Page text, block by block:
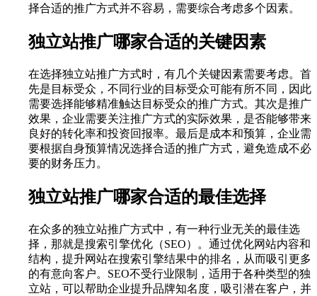
择合适的推广方式并不容易，需要综合考虑多个因素。
独立站推广哪家合适的关键因素
在选择独立站推广方式时，有几个关键因素需要考虑。首
先是目标受众，不同行业的目标受众可能有所不同，因此
需要选择能够精准触达目标受众的推广方式。其次是推广
效果，企业需要关注推广方式的实际效果，是否能够带来
良好的转化率和投资回报率。最后是成本和预算，企业需
要根据自身预算情况选择合适的推广方式，避免造成不必
要的财务压力。
独立站推广哪家合适的最佳选择
在众多的独立站推广方式中，有一种行业无关的最佳选
择，那就是搜索引擎优化（SEO）。通过优化网站内容和
结构，提升网站在搜索引擎结果中的排名，从而吸引更多
的有意向客户。SEO不受行业限制，适用于各种类型的独
立站，可以帮助企业提升品牌知名度，吸引潜在客户，并